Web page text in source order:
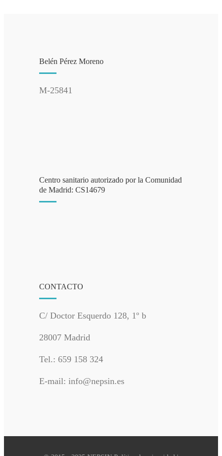
Belén Pérez Moreno
M-25841
Centro sanitario autorizado por la Comunidad
de Madrid: CS14679
CONTACTO
C/ Doctor Esquerdo 128, 1º b
28007 Madrid
Tel.: 659 158 324
E-mail: info@nepsin.es